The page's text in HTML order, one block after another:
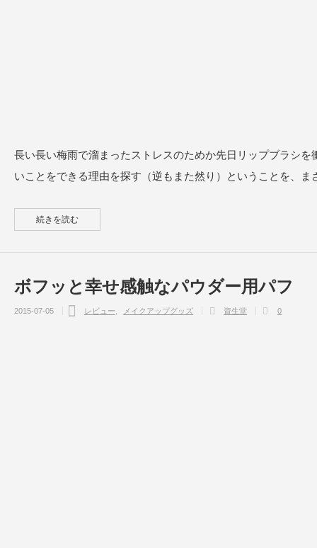
長い長い梅雨で溜まったストレスのためか先日リップブラシ
いことをできる理由を探す（逆もまた然り）ということを、
続きを読む
ボフッと幸せ感触なパウダー用パフ
2015-07-05 レビュー メイクアップグッズ 資生堂 0